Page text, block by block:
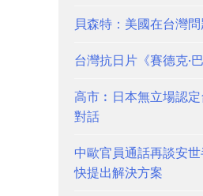
貝森特：美國在台灣
台灣抗日片《賽德克·
高市︰日本無立場認
對話
中歐官員通話再談安
快提出解決方案